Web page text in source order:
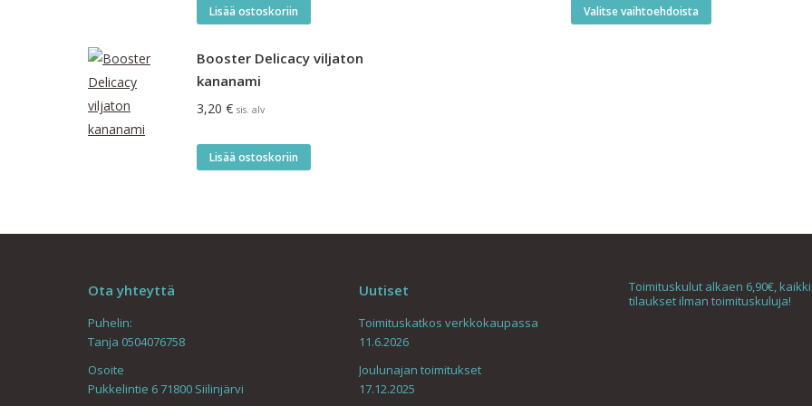
Lisää ostoskoriin
-
Valitse vaihtoehdoista
Booster Delicacy viljaton
kananami
3,20 € sis. alv
Lisää ostoskoriin
Ota yhteyttä
Puhelin:
Tanja 0504076758
Osoite
Pukkelintie 6 71800 Siilinjärvi
Uutiset
Toimituskatkos verkkokaupassa
11.6.2026
Joulunajan toimitukset
17.12.2025
Toimituskulut alkaen 6,90€,
tilaukset ilman toimituskuluja!